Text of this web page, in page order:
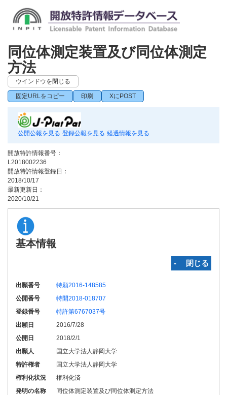
同位体測定装置及び同位体測定
方法
ウインドウを閉じる
固定URLをコピー 印刷 XにPOST
公開公報を見る 登録公報を見る 経過情報を見る
開放特許情報番号：
L2018002236
開放特許情報登録日：
2018/10/17
最新更新日：
2020/10/21
基本情報
‐ 閉じる
出願番号
特願2016-148585
公開番号
特開2018-018707
登録番号
特許第6767037号
出願日
2016/7/28
公開日
2018/2/1
出願人
国立大学法人静岡大学
特許権者
国立大学法人静岡大学
権利化状況
権利化済
発明の名称
同位体測定装置及び同位体測定方法